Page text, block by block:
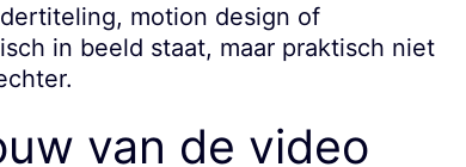
motion design of
in beeld staat, maar praktisch niet
van de video